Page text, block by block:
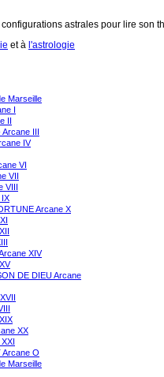
astrales pour lire son
et à l'astrologie
Marseille
I
II
Arcane III
IV
VI
VII
VIII
IX
Arcane X
XIV
DE DIEU Arcane
XX
Arcane O
Marseille